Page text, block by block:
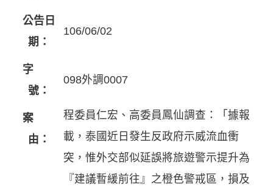
公告日
期：
106/06/02
字
號：
098外調0007
案
由：
程委員仁宏、高委員鳳仙調查：「據報
載，泰國近日發生反政府示威流血衝
突，惟外交部似延誤將旅遊警示提升為
『建議暫緩前往』之橙色警戒區，損及